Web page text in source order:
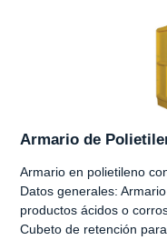
Armario de
Armario en polietileno
Datos generales:
productos ácidos o
Cubeto de retención